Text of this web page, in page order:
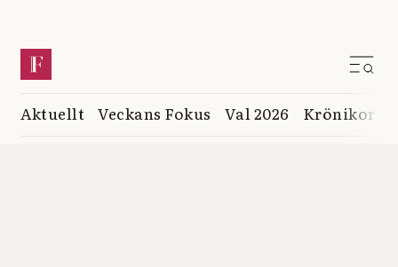
Aktuellt Veckans Fokus Val 2026 Krönikor